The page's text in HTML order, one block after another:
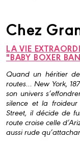
Chez
LA VIE
"BABY BOXER
Quand un héritier
routes… New York,
son univers
silence et la
Street, il décide de
route croise celle
aussi rude